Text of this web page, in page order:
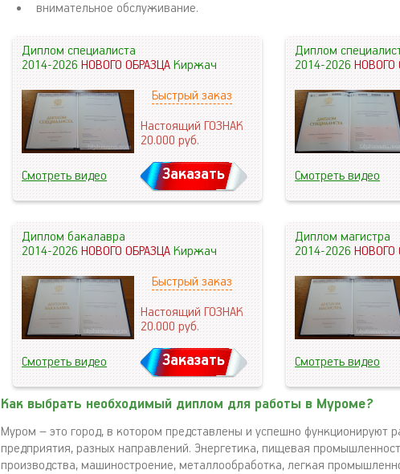
внимательное обслуживание.
Диплом специалиста
2014-2026НОВОГО ОБРАЗЦАКиржач
Быстрый заказ
Настоящий ГОЗНАК
20.000руб.
Смотреть видео Заказать
Диплом
2014-2026НОВОГО
Смотреть видео
Диплом бакалавра
2014-2026НОВОГО ОБРАЗЦАКиржач
Быстрый заказ
Настоящий ГОЗНАК
20.000руб.
Смотреть видео Заказать
Диплом магистра
2014-2026НОВОГО
Смотреть видео
Как выбрать необходимый диплом для работы в Муроме?
Муром – это город, в котором представлены и успешно функционируют
предприятия, разных направлений. Энергетика, пищевая
производства, машиностроение, металлообработка, легкая